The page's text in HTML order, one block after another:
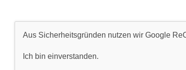
Aus Sicherheitsgründen nutzen wir Google
Ich bin einverstanden.